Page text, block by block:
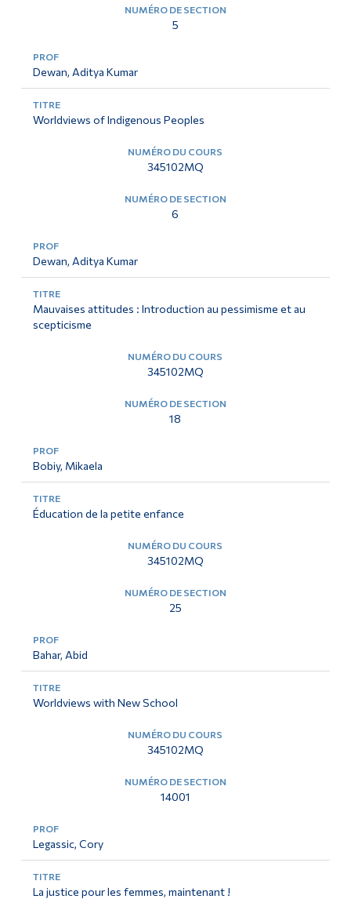
5
Dewan, Aditya Kumar
Worldviews of Indigenous Peoples
345102MQ
6
Dewan, Aditya Kumar
Mauvaises attitudes : Introduction au pessimisme et au
scepticisme
345102MQ
18
Bobiy, Mikaela
Éducation de la petite enfance
345102MQ
25
Bahar, Abid
Worldviews with New School
345102MQ
14001
Legassic, Cory
La justice pour les femmes, maintenant !